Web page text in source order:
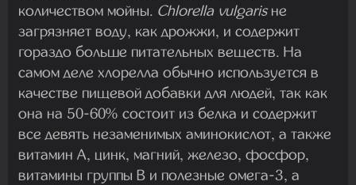
количеством мойны. Chlorella vulgarisне
загрязняет воду, как дрожжи, и содержит
гораздо больше питательных веществ. На
самом деле хлорелла обычно используется в
качестве пищевой добавки для людей, так как
она на 50-60% состоит из белка и содержит
все девять незаменимых аминокислот, а также
витамин А, цинк, магний, железо, фосфор,
витамины группы В и полезные омега-3, а